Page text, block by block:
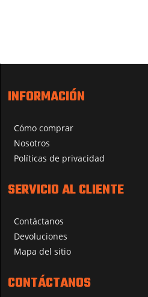
INFORMACIÓN
Cómo comprar
Nosotros
Políticas de privacidad
SERVICIO AL CLIENTE
Contáctanos
Devoluciones
Mapa del sitio
CONTÁCTANOS